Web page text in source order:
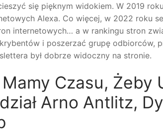
się pięknym widokiem. W 2019
Alexa. Co więcej, w 2022 roku
internetowych… a w rankingu stron
i poszerzać grupę odbiorców,
był dobrze widoczny na stronie.
Czasu, Żeby
Arno Antlitz,